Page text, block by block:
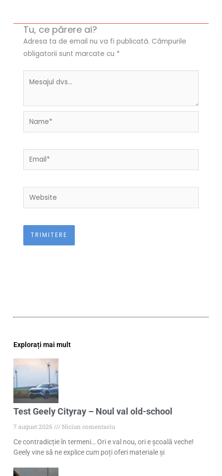
Tu, ce părere ai?
Adresa ta de email nu va fi publicată. Câmpurile
obligatorii sunt marcate cu *
Name*
Email*
Website
Explorați mai mult
Test Geely Cityray – Noul val old-school
7 august 2026
Niciun comentariu
Ce contradicție în termeni… Ori e val nou, ori e școală veche!
Geely vine să ne explice cum poți oferi materiale și